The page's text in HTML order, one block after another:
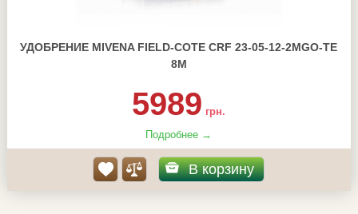
УДОБРЕНИЕ MIVENA FIELD-COTE CRF 23-05-12-2MGO-TE
8М
5989 грн.
Подробнее →
В корзину